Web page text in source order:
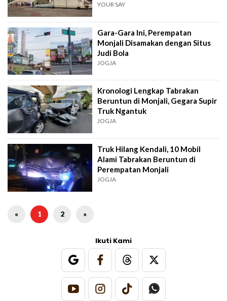
YOUR SAY
Gara-Gara Ini, Perempatan
Monjali Disamakan dengan Situs
Judi Bola
JOGJA
Kronologi Lengkap Tabrakan
Beruntun di Monjali, Gegara Supir
Truk Ngantuk
JOGJA
Truk Hilang Kendali, 10 Mobil
Alami Tabrakan Beruntun di
Perempatan Monjali
JOGJA
« 1 2 »
Ikuti Kami